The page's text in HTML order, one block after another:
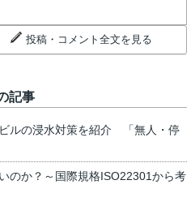
投稿・コメント全文を見る
記事
ルの浸水対策を紹介 「無人・停
のか？～国際規格ISO22301から考